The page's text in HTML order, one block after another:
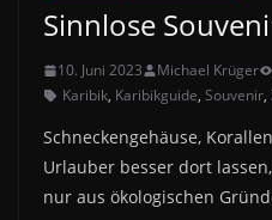
Sinnlose
10. Juni 2023 Michael Krüger
Karibik, Karibikguide, Souvenir,
Schneckengehäuse,
Urlauber besser dort
nur aus ökologischen